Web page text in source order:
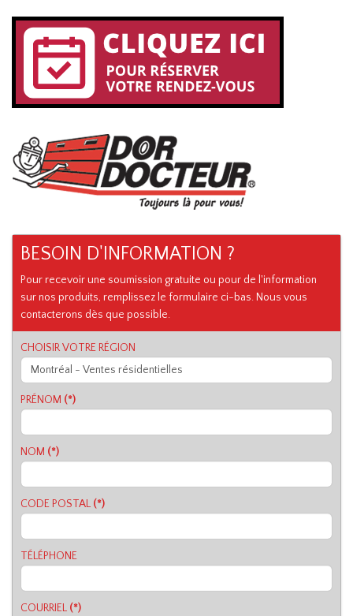
BESOIN D'INFORMATION ?
Pour recevoir une soumission gratuite ou pour de l'information
sur nos produits, remplissez le formulaire ci-bas. Nous vous
contacterons dès que possible.
CHOISIR VOTRE RÉGION
PRÉNOM (*)
NOM (*)
CODE POSTAL (*)
TÉLÉPHONE
COURRIEL (*)